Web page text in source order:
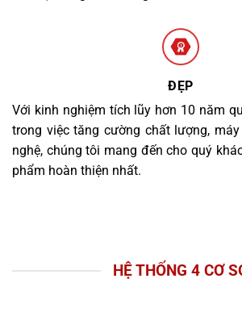
ĐẸP
Với kinh nghiệm tích lũy hơn 10 năm
trong việc tăng cường chất lượng,
nghệ, chúng tôi mang đến cho quý
phẩm hoàn thiện nhất.
HỆ THỐNG 4 CƠ